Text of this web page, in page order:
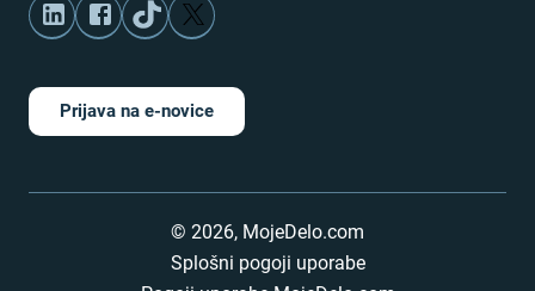
Prijava na e-novice
© 2026, MojeDelo.com
Splošni pogoji uporabe